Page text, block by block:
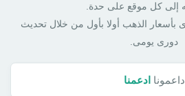
إلى كل موقع على حدة.
بأسعار الذهب أولا بأول من خلال تحديث
دورى يومى.
داعمونا ادعمنا